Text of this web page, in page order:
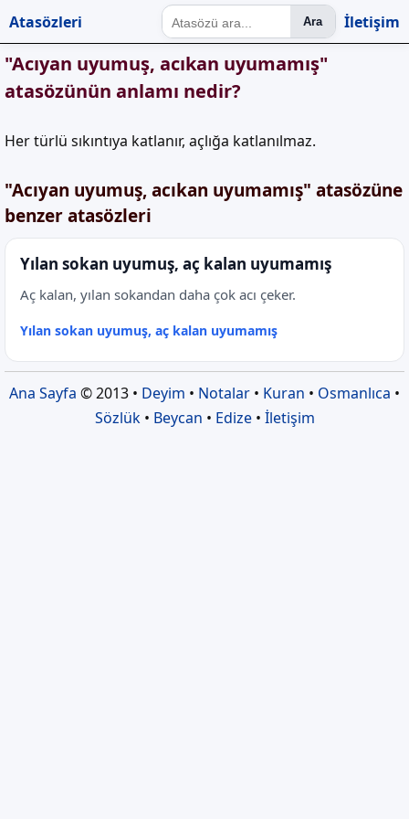
Atasözleri Ara İletişim
"Acıyan uyumuş, acıkan uyumamış"
atasözünün anlamı nedir?
Her türlü sıkıntıya katlanır, açlığa katlanılmaz.
"Acıyan uyumuş, acıkan uyumamış" atasözüne
benzer atasözleri
Yılan sokan uyumuş, aç kalan uyumamış
Aç kalan, yılan sokandan daha çok acı çeker.
Yılan sokan uyumuş, aç kalan uyumamış
Ana Sayfa © 2013 • Deyim • Notalar • Kuran • Osmanlıca •
Sözlük• Beycan • Edize• İletişim